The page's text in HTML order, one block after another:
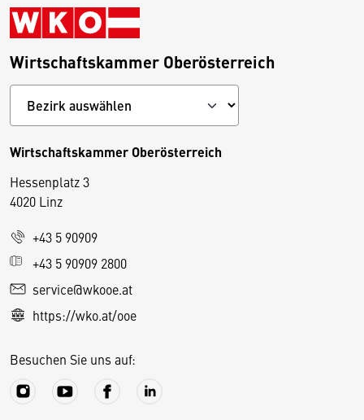
Wirtschaftskammer Oberösterreich
Wirtschaftskammer Oberösterreich
Hessenplatz 3
4020 Linz
+43 5 90909
+43 5 90909 2800
service@wkooe.at
https://wko.at/ooe
Besuchen Sie uns auf:
D
e
s
S
e